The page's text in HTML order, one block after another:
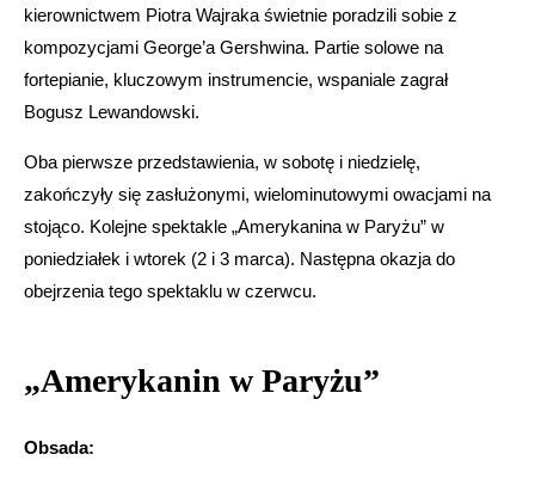
kierownictwem Piotra Wajraka świetnie poradzili sobie z
kompozycjami George’a Gershwina. Partie solowe na
fortepianie, kluczowym instrumencie, wspaniale zagrał
Bogusz Lewandowski.
Oba pierwsze przedstawienia, w sobotę i niedzielę,
zakończyły się zasłużonymi, wielominutowymi owacjami na
stojąco. Kolejne spektakle „Amerykanina w Paryżu” w
poniedziałek i wtorek (2 i 3 marca). Następna okazja do
obejrzenia tego spektaklu w czerwcu.
„Amerykanin w Paryżu”
Obsada: